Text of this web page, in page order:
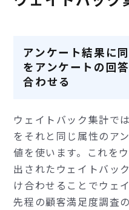
アンケート結果に
をアンケートの回
合わせる
ウェイトバック集計で
をそれと同じ属性のア
値を使います。これを
出されたウェイトバッ
け合わせることでウェ
先程の顧客満足度調査